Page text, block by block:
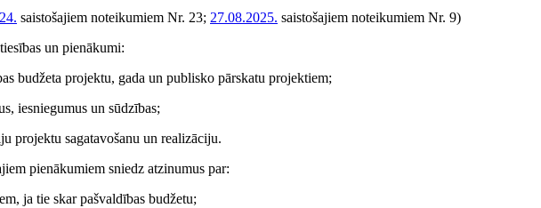
saistošajiem noteikumiem Nr. 23; 27.08.2025. saistošajiem noteikumiem Nr. 9)
un pienākumi:
budžeta projektu, gada un publisko pārskatu projektiem;
iesniegumus un sūdzības;
projektu sagatavošanu un realizāciju.
pienākumiem sniedz atzinumus par:
ja tie skar pašvaldības budžetu;